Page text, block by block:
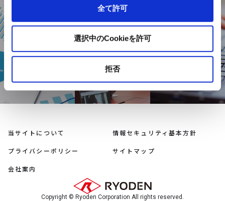
全て許可
選択中のCookieを許可
拒否
資料ダウン
USEFUL
INFORMATION
お役立ち情報
お問い合わせ
当サイトについて 情報セキュリティ基本方針
プライバシーポリシー サイトマップ
会社案内
Copyright © Ryoden Corporation All rights reserved.